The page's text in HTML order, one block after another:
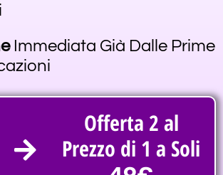
Immediata Già Dalle Prime
Offerta 2 al
Prezzo di 1 a Soli